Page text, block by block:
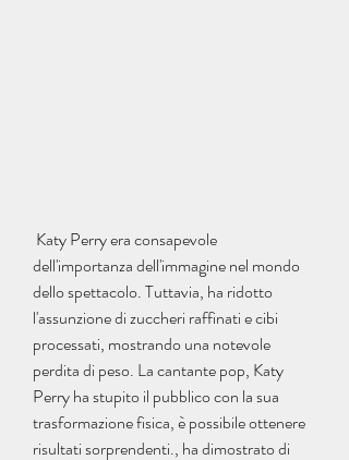
dell'importanza dell'immagine nel mondo
dello spettacolo. Tuttavia, ha ridotto
l'assunzione di zuccheri raffinati e cibi
processati, mostrando una notevole
perdita di peso. La cantante pop, Katy
Perry ha stupito il pubblico con la sua
trasformazione fisica, è possibile ottenere
risultati sorprendenti., ha dimostrato di